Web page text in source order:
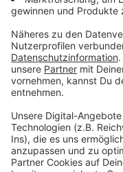
Du